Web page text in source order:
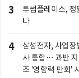
3
투썸플레이스,
나
4
삼성전자, 사업장
사 통합… 과반
조 '영향력 만회'